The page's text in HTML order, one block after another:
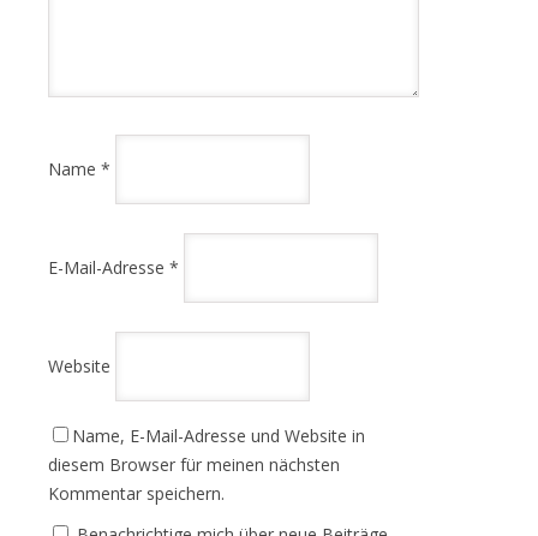
Name *
E-Mail-Adresse *
Website
Name, E-Mail-Adresse und Website in
diesem Browser für meinen nächsten
Kommentar speichern.